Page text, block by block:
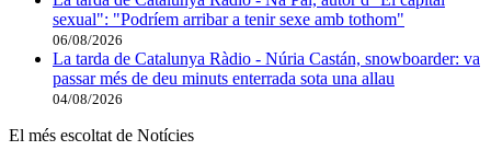
sexual": "Podríem arribar a tenir sexe amb tothom"
06/08/2026
La tarda de Catalunya Ràdio - Núria Castán, snowboarder: va
passar més de deu minuts enterrada sota una allau
04/08/2026
El més escoltat de Notícies